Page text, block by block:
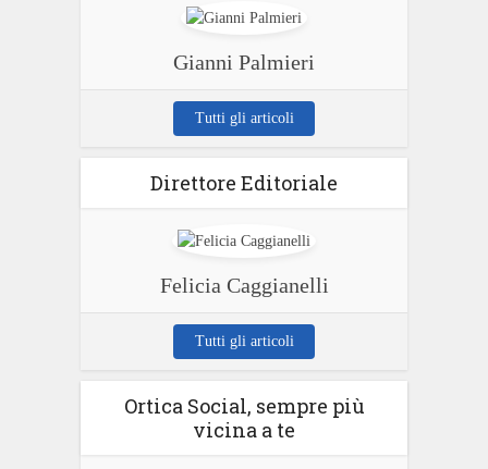
Gianni Palmieri
Tutti gli articoli
Direttore Editoriale
Felicia Caggianelli
Tutti gli articoli
Ortica Social, sempre più
vicina a te